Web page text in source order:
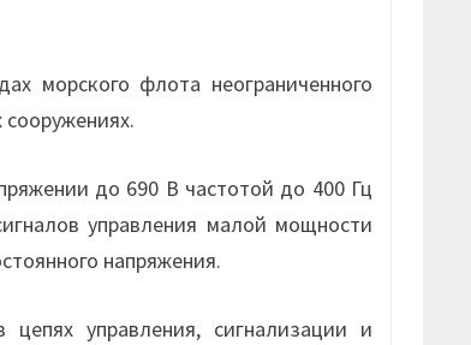
морского флота неограниченного
сооружениях.
до 690 В частотой до 400 Гц
управления малой мощности
напряжения.
управления, сигнализации и